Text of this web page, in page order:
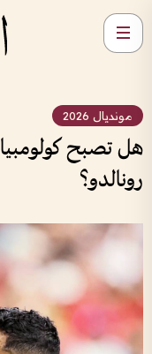
مونديال 2026
هل تصبح كولومبيا
رونالدو؟